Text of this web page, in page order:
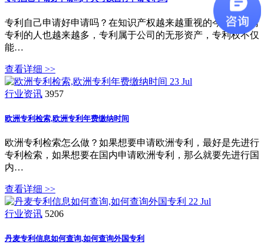
专利自己申请好申请吗？在知识产权越来越重视的今天，申请
专利的人也越来越多，专利属于公司的无形资产，专利权不仅
能…
查看详细 >>
23 Jul
行业资讯 3957
欧洲专利检索,欧洲专利年费缴纳时间
欧洲专利检索怎么做？如果想要申请欧洲专利，最好是先进行
专利检索，如果想要在国内申请欧洲专利，那么就要先进行国
内…
查看详细 >>
22 Jul
行业资讯 5206
丹麦专利信息如何查询,如何查询外国专利